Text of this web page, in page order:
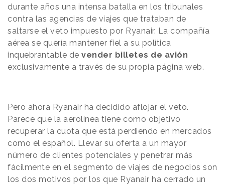
durante años una intensa batalla en los tribunales
contra las agencias de viajes que trataban de
saltarse el veto impuesto por Ryanair. La compañía
aérea se quería mantener fiel a su política
inquebrantable de vender billetes de avión
exclusivamente a través de su propia página web.
Pero ahora Ryanair ha decidido aflojar el veto.
Parece que la aerolínea tiene como objetivo
recuperar la cuota que está perdiendo en mercados
como el español. Llevar su oferta a un mayor
número de clientes potenciales y penetrar más
fácilmente en el segmento de viajes de negocios son
los dos motivos por los que Ryanair ha cerrado un